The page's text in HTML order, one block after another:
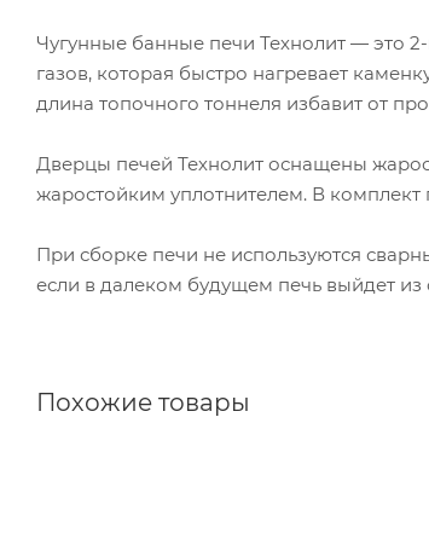
Чугунные банные печи Технолит — это
газов, которая быстро нагревает
длина топочного тоннеля избавит от
Дверцы печей Технолит оснащены
жаростойким уплотнителем. В
При сборке печи не используются
если в далеком будущем печь выйдет
Похожие товары